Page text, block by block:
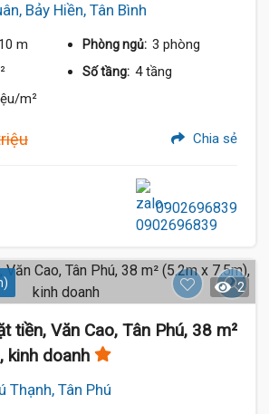
Bảy Hiền, Tân Bình
m Phòng ngủ: 3 phòng
Số tầng: 4 tầng
m²
Chia sẻ
0902696839
2
tiền, Văn Cao, Tân Phú, 38 m²
kinh doanh
Thạnh, Tân Phú